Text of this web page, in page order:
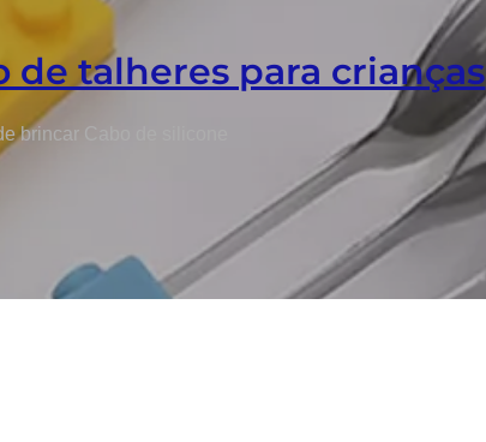
de talheres para crianças
brincar Cabo de silicone